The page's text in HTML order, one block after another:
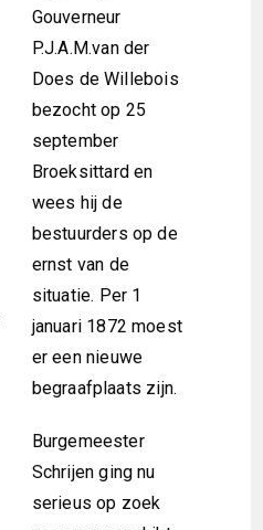
Gouverneur
P.J.A.M.van der
Does de Willebois
bezocht op 25
september
Broeksittard en
wees hij de
bestuurders op de
ernst van de
situatie. Per 1
januari 1872 moest
er een nieuwe
begraafplaats zijn.
Burgemeester
Schrijen ging nu
serieus op zoek